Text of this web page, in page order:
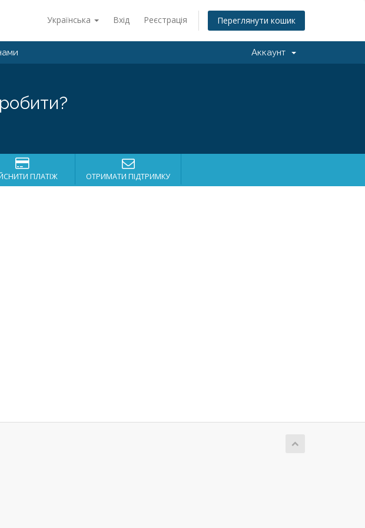
Українська Вхід Реєстрація Переглянути кошик
Аккаунт
ПЛАТІЖ ОТРИМАТИ ПІДТРИМКУ